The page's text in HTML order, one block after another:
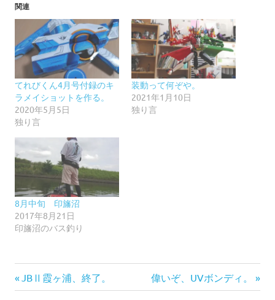
関連
てれびくん4月号付録のキ
ラメイショットを作る。
2020年5月5日
独り言
装動って何ぞや。
2021年1月10日
独り言
8月中旬 印旛沼
2017年8月21日
印旛沼のバス釣り
投
前
の
JBⅡ霞ヶ浦、終了。
次
の
偉いぞ、UVボンディ。